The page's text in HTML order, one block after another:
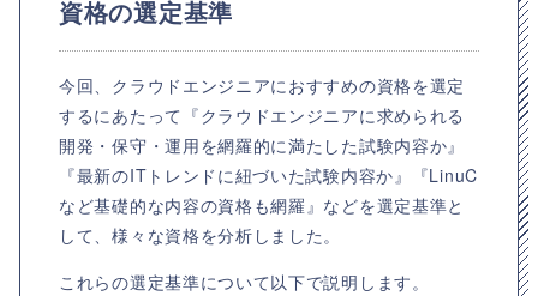
資格の選定基準
今回、クラウドエンジニアにおすすめの資格を選定
するにあたって『クラウドエンジニアに求められる
開発・保守・運用を網羅的に満たした試験内容か』
『最新のITトレンドに紐づいた試験内容か』『LinuC
など基礎的な内容の資格も網羅』などを選定基準と
して、様々な資格を分析しました。
これらの選定基準について以下で説明します。